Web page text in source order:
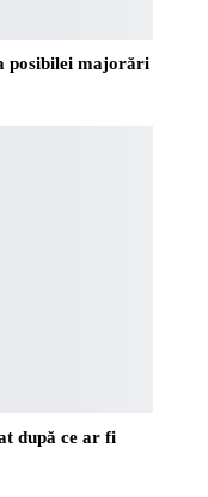
posibilei majorări
după ce ar fi